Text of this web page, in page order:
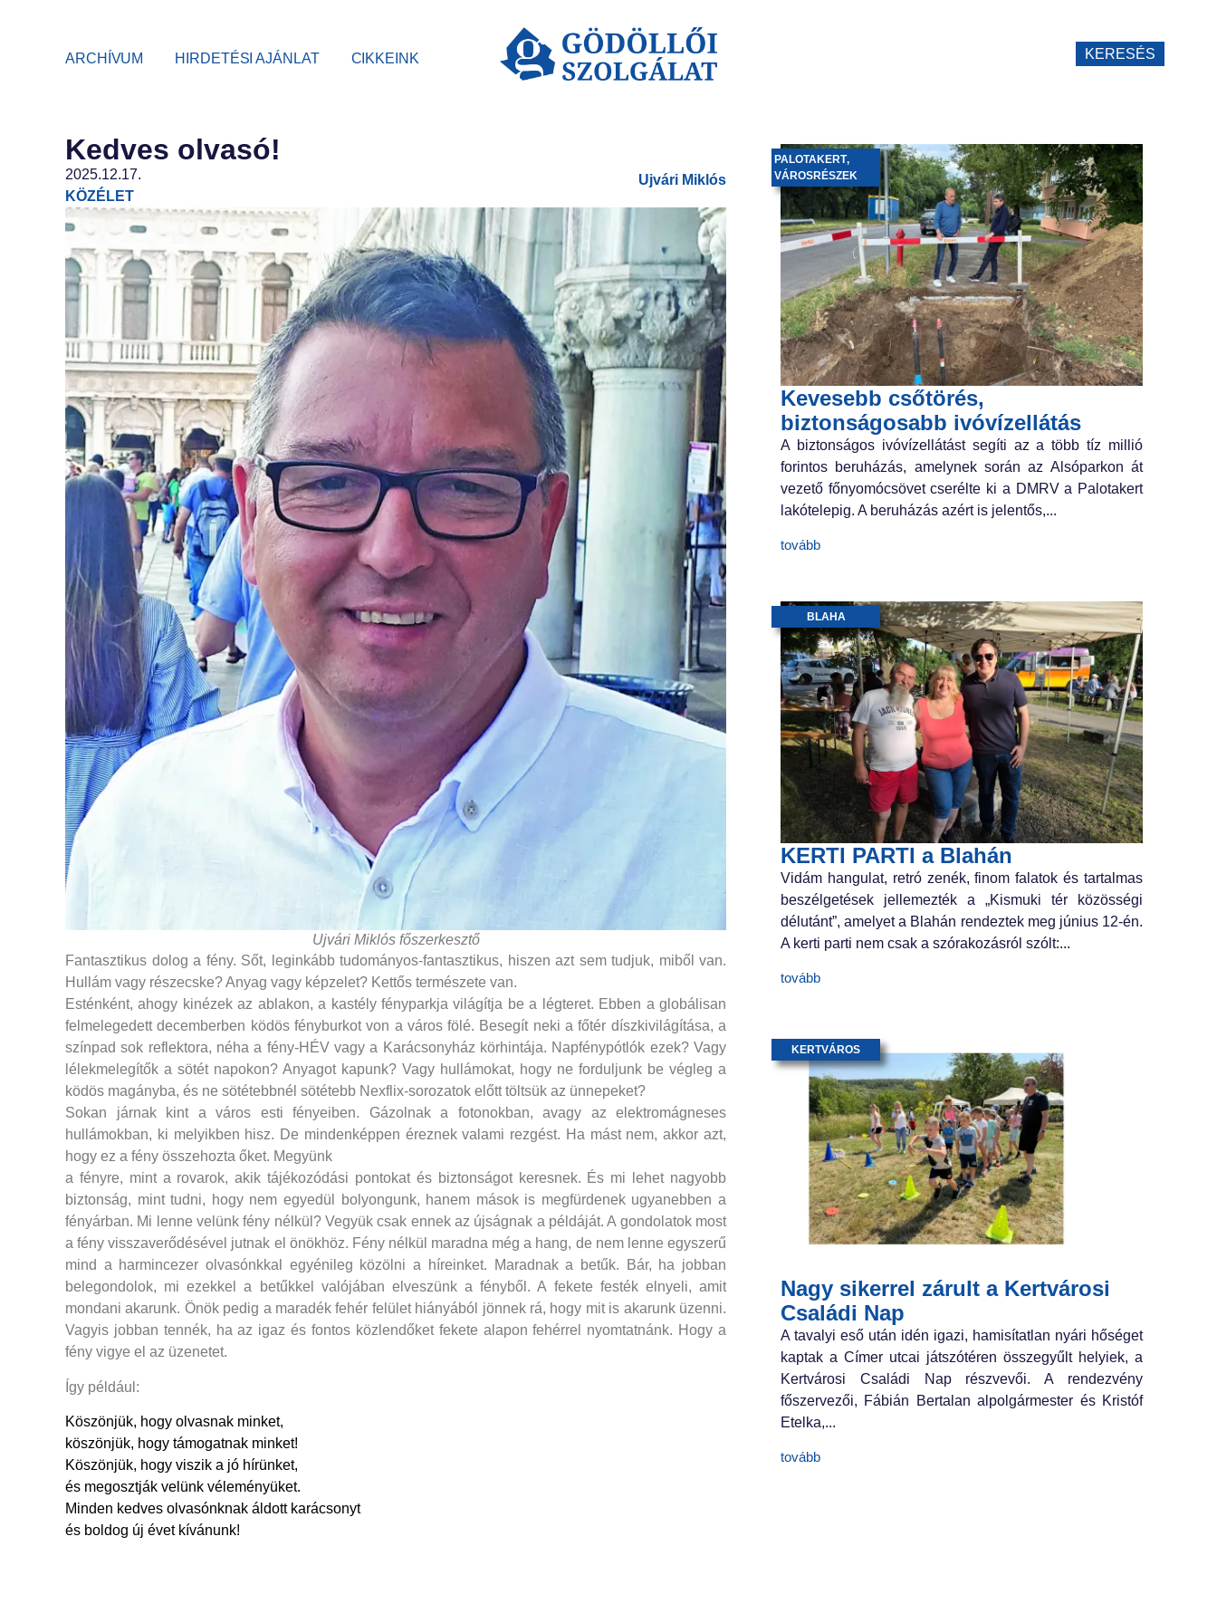
ARCHÍVUM HIRDETÉSI AJÁNLAT CIKKEINK KERESÉS
Kedves olvasó!
2025.12.17.
KÖZÉLET
Ujvári Miklós
Ujvári Miklós főszerkesztő
Fantasztikus dolog a fény. Sőt, leginkább tudományos-fantasztikus, hiszen azt sem tudjuk, miből van.
Hullám vagy részecske? Anyag vagy képzelet? Kettős természete van.
Esténként, ahogy kinézek az ablakon, a kastély fényparkja világítja be a légteret. Ebben a globálisan
felmelegedett decemberben ködös fényburkot von a város fölé. Besegít neki a főtér díszkivilágítása, a
színpad sok reflektora, néha a fény-HÉV vagy a Karácsonyház körhintája. Napfénypótlók ezek? Vagy
lélekmelegítők a sötét napokon? Anyagot kapunk? Vagy hullámokat, hogy ne forduljunk be végleg a
ködös magányba, és ne sötétebbnél sötétebb Nexflix-sorozatok előtt töltsük az ünnepeket?
Sokan járnak kint a város esti fényeiben. Gázolnak a fotonokban, avagy az elektromágneses
hullámokban, ki melyikben hisz. De mindenképpen éreznek valami rezgést. Ha mást nem, akkor azt,
hogy ez a fény összehozta őket. Megyünk
a fényre, mint a rovarok, akik tájékozódási pontokat és biztonságot keresnek. És mi lehet nagyobb
biztonság, mint tudni, hogy nem egyedül bolyongunk, hanem mások is megfürdenek ugyanebben a
fényárban. Mi lenne velünk fény nélkül? Vegyük csak ennek az újságnak a példáját. A gondolatok most
a fény visszaverődésével jutnak el önökhöz. Fény nélkül maradna még a hang, de nem lenne egyszerű
mind a harmincezer olvasónkkal egyénileg közölni a híreinket. Maradnak a betűk. Bár, ha jobban
belegondolok, mi ezekkel a betűkkel valójában elveszünk a fényből. A fekete festék elnyeli, amit
mondani akarunk. Önök pedig a maradék fehér felület hiányából jönnek rá, hogy mit is akarunk üzenni.
Vagyis jobban tennék, ha az igaz és fontos közlendőket fekete alapon fehérrel nyomtatnánk. Hogy a
fény vigye el az üzenetet.
Így például:
Köszönjük, hogy olvasnak minket,
köszönjük, hogy támogatnak minket!
Köszönjük, hogy viszik a jó hírünket,
és megosztják velünk véleményüket.
Minden kedves olvasónknak áldott karácsonyt
és boldog új évet kívánunk!
Kevesebb csőtörés,
biztonságosabb ivóvízellátás
PALOTAKERT,
VÁROSRÉSZEK
A biztonságos ivóvízellátást segíti az a több tíz millió
forintos beruházás, amelynek során az Alsóparkon át
vezető főnyomócsövet cserélte ki a DMRV a Palotakert
lakótelepig. A beruházás azért is jelentős,...
tovább
KERTI PARTI a Blahán
BLAHA
Vidám hangulat, retró zenék, finom falatok és tartalmas
beszélgetések jellemezték a „Kismuki tér közösségi
délutánt”, amelyet a Blahán rendeztek meg június 12-én.
A kerti parti nem csak a szórakozásról szólt:...
tovább
Nagy sikerrel zárult a Kertvárosi
Családi Nap
KERTVÁROS
A tavalyi eső után idén igazi, hamisítatlan nyári hőséget
kaptak a Címer utcai játszótéren összegyűlt helyiek, a
Kertvárosi Családi Nap részvevői. A rendezvény
főszervezői, Fábián Bertalan alpolgármester és Kristóf
Etelka,...
tovább